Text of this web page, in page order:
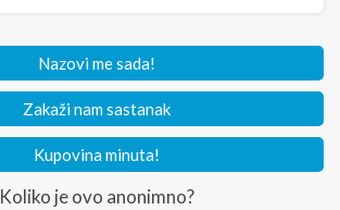
Nazovi me sada!
Zakaži nam sastanak
Kupovina minuta!
Koliko je ovo anonimno?